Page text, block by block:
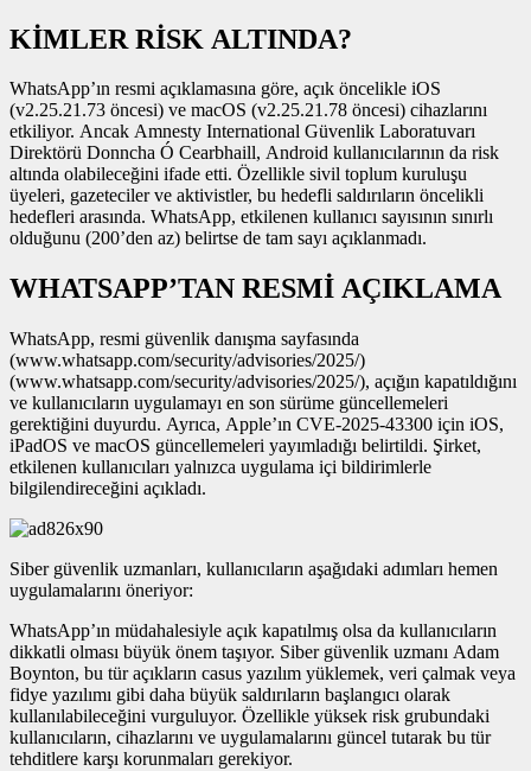
KİMLER RİSK ALTINDA?
WhatsApp’ın resmi açıklamasına göre, açık öncelikle iOS
(v2.25.21.73 öncesi) ve macOS (v2.25.21.78 öncesi) cihazlarını
etkiliyor. Ancak Amnesty International Güvenlik Laboratuvarı
Direktörü Donncha Ó Cearbhaill, Android kullanıcılarının da risk
altında olabileceğini ifade etti. Özellikle sivil toplum kuruluşu
üyeleri, gazeteciler ve aktivistler, bu hedefli saldırıların öncelikli
hedefleri arasında. WhatsApp, etkilenen kullanıcı sayısının sınırlı
olduğunu (200’den az) belirtse de tam sayı açıklanmadı.
WHATSAPP’TAN RESMİ AÇIKLAMA
WhatsApp, resmi güvenlik danışma sayfasında
(www.whatsapp.com/security/advisories/2025/)
(www.whatsapp.com/security/advisories/2025/), açığın kapatıldığını
ve kullanıcıların uygulamayı en son sürüme güncellemeleri
gerektiğini duyurdu. Ayrıca, Apple’ın CVE-2025-43300 için iOS,
iPadOS ve macOS güncellemeleri yayımladığı belirtildi. Şirket,
etkilenen kullanıcıları yalnızca uygulama içi bildirimlerle
bilgilendireceğini açıkladı.
Siber güvenlik uzmanları, kullanıcıların aşağıdaki adımları hemen
uygulamalarını öneriyor:
WhatsApp’ın müdahalesiyle açık kapatılmış olsa da kullanıcıların
dikkatli olması büyük önem taşıyor. Siber güvenlik uzmanı Adam
Boynton, bu tür açıkların casus yazılım yüklemek, veri çalmak veya
fidye yazılımı gibi daha büyük saldırıların başlangıcı olarak
kullanılabileceğini vurguluyor. Özellikle yüksek risk grubundaki
kullanıcıların, cihazlarını ve uygulamalarını güncel tutarak bu tür
tehditlere karşı korunmaları gerekiyor.